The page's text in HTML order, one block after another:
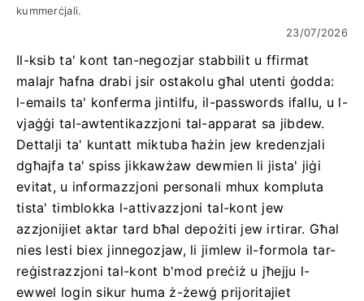
kummerċjali.
23/07/2026
Il-ksib ta' kont tan-negozjar stabbilit u ffirmat
malajr ħafna drabi jsir ostakolu għal utenti ġodda:
l-emails ta' konferma jintilfu, il-passwords ifallu, u l-
vjaġġi tal-awtentikazzjoni tal-apparat sa jibdew.
Dettalji ta' kuntatt miktuba ħażin jew kredenzjali
dgħajfa ta' spiss jikkawżaw dewmien li jista' jiġi
evitat, u informazzjoni personali mhux kompluta
tista' timblokka l-attivazzjoni tal-kont jew
azzjonijiet aktar tard bħal depożiti jew irtirar. Għal
nies lesti biex jinnegozjaw, li jimlew il-formola tar-
reġistrazzjoni tal-kont b'mod preċiż u jħejju l-
ewwel login sikur huma ż-żewġ prijoritajiet